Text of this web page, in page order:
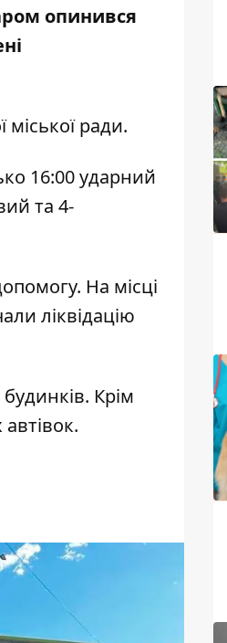
опинився
ради.
16:00 ударний
та 4-
На місці
ліквідацію
Крім